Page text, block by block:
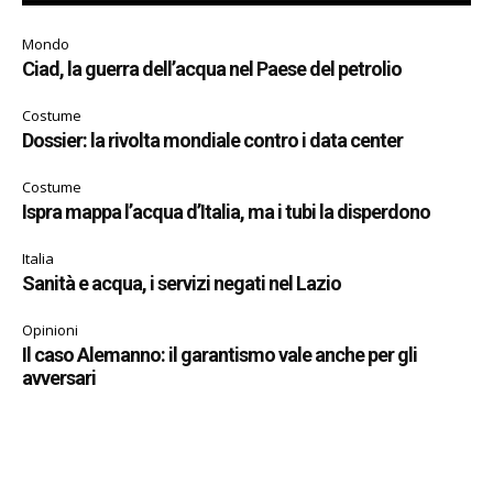
Mondo
Ciad, la guerra dell’acqua nel Paese del petrolio
Costume
Dossier: la rivolta mondiale contro i data center
Costume
Ispra mappa l’acqua d’Italia, ma i tubi la disperdono
Italia
Sanità e acqua, i servizi negati nel Lazio
Opinioni
Il caso Alemanno: il garantismo vale anche per gli
avversari